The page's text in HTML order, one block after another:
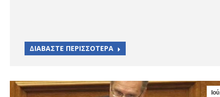
ΔΙΑΒΑΣΤΕ ΠΕΡΙΣΣΟΤΕΡΑ